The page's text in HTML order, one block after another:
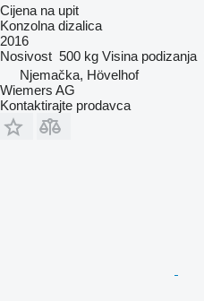
Cijena na upit
Konzolna dizalica
2016
Nosivost 500 kg Visina podizanja
Njemačka, Hövelhof
Wiemers AG
Kontaktirajte prodavca